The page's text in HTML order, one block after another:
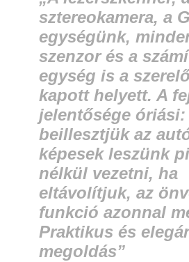
sztereokamera, a
egységünk,
szenzor és a
egység is a
kapott helyett. A
jelentősége óriási:
beillesztjük az
képesek leszünk
nélkül vezetni, ha
eltávolítjuk, az
funkció azonnal
Praktikus és
megoldás”